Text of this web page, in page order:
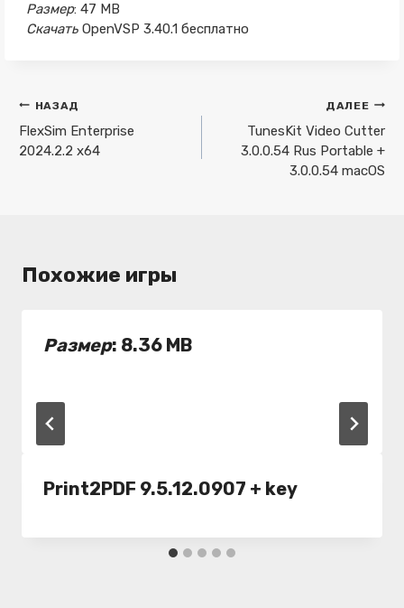
Размер: 47 MB
Скачать OpenVSP 3.40.1 бесплатно
Навигация
по
записям
НАЗАД
FlexSim Enterprise
2024.2.2 x64
ДАЛЕЕ
TunesKit Video Cutter
3.0.0.54 Rus Portable +
3.0.0.54 macOS
Похожие игры
Размер: 8.36 MB
Print2PDF 9.5.12.0907 + key